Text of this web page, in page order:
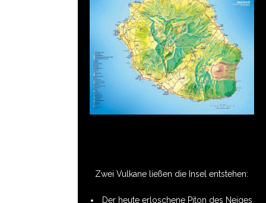
Zwei Vulkane ließen die Insel entstehen:
Der heute erloschene Piton des Neiges